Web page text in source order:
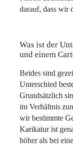
darauf, dass wir
Was ist der
und einem
Beides sind
Unterschied
Grundsätzlich
im Verhältnis
wir bestimmte
Karikatur ist
höher als bei